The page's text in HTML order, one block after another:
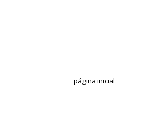
página inicial